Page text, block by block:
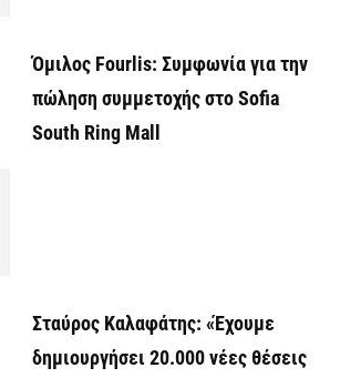
Όμιλος Fourlis: Συμφωνία για την
πώληση συμμετοχής στο Sofia
South Ring Mall
Σταύρος Καλαφάτης: «Έχουμε
δημιουργήσει 20.000 νέες θέσεις